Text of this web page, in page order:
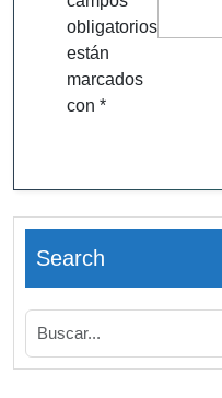
obligatorios
están
marcados
con *
Search